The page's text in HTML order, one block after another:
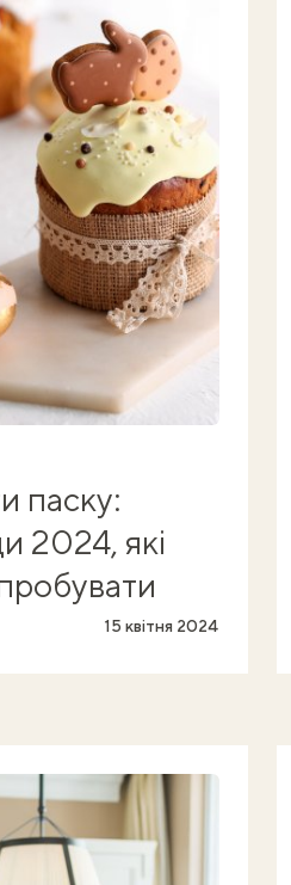
паску:
2024, які
15 квітня 2024